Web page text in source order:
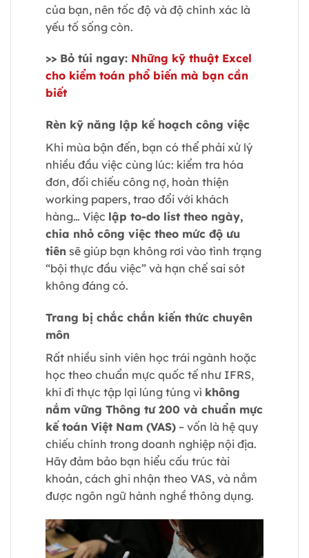
của bạn, nên tốc độ và độ chính xác là
yếu tố sống còn.
>> Bỏ túi ngay: Những kỹ thuật Excel
cho kiểm toán phổ biến mà bạn cần
biết
Rèn kỹ năng lập kế hoạch công việc
Khi mùa bận đến, bạn có thể phải xử lý
nhiều đầu việc cùng lúc: kiểm tra hóa
đơn, đối chiếu công nợ, hoàn thiện
working papers, trao đổi với khách
hàng… Việc lập to-do list theo ngày,
chia nhỏ công việc theo mức độ ưu
tiên sẽ giúp bạn không rơi vào tình trạng
“bội thực đầu việc” và hạn chế sai sót
không đáng có.
Trang bị chắc chắn kiến thức chuyên
môn
Rất nhiều sinh viên học trái ngành hoặc
học theo chuẩn mực quốc tế như IFRS,
khi đi thực tập lại lúng túng vì không
nắm vững Thông tư 200 và chuẩn mực
kế toán Việt Nam (VAS) – vốn là hệ quy
chiếu chính trong doanh nghiệp nội địa.
Hãy đảm bảo bạn hiểu cấu trúc tài
khoản, cách ghi nhận theo VAS, và nắm
được ngôn ngữ hành nghề thông dụng.